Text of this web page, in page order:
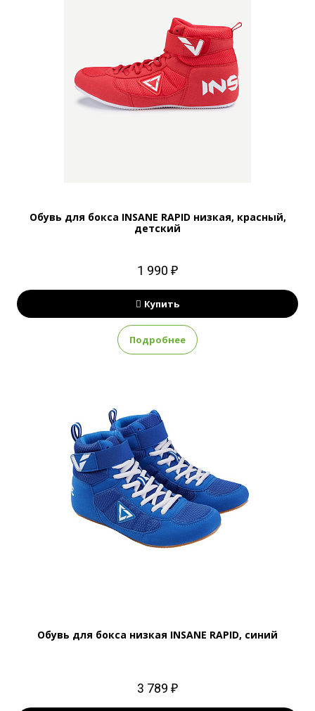
Обувь для бокса INSANE RAPID низкая, красный,
детский
1 990 ₽
Купить
Подробнее
Обувь для бокса низкая INSANE RAPID, синий
3 789 ₽